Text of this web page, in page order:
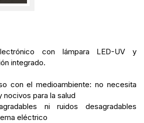
con lámpara LED-UV y
integrado.
con el medioambiente: no necesita
para la salud
ni ruidos desagradables
eléctrico